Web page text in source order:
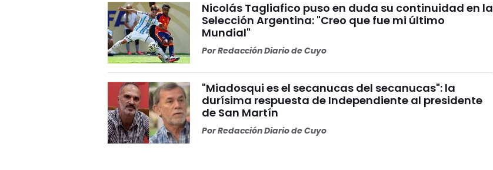
Nicolás Tagliafico puso en duda su continuidad en la
Selección Argentina: "Creo que fue mi último
Mundial"
PorRedacción Diario de Cuyo
"Miadosqui es el secanucas del secanucas": la
durísima respuesta de Independiente al presidente
de San Martín
PorRedacción Diario de Cuyo